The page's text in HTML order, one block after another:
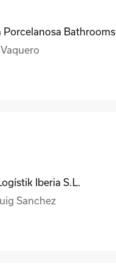
Porcelanosa Bathrooms
Iberia S.L.
Sanchez